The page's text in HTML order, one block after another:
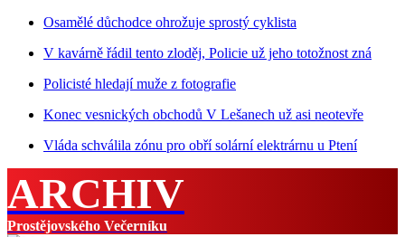
Osamělé důchodce ohrožuje sprostý cyklista
V kavárně řádil tento zloděj, Policie už jeho totožnost zná
Policisté hledají muže z fotografie
Konec vesnických obchodů V Lešanech už asi neotevře
Vláda schválila zónu pro obří solární elektrárnu u Ptení
ARCHIV
Prostějovského Večerníku